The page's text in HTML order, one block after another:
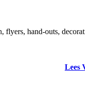
flyers, hand-outs,
Lees